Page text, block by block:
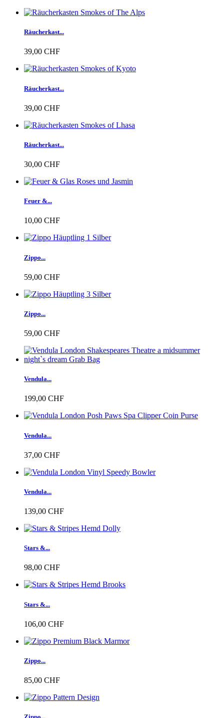
Räucherkast...
39,00 CHF
Räucherkast...
39,00 CHF
Räucherkast...
30,00 CHF
Feuer &...
10,00 CHF
Zippo...
59,00 CHF
Zippo...
59,00 CHF
Vendula...
199,00 CHF
Vendula...
37,00 CHF
Vendula...
139,00 CHF
Stars &...
98,00 CHF
Stars &...
106,00 CHF
Zippo...
85,00 CHF